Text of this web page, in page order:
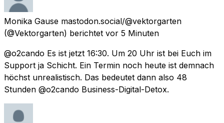
Monika Gause mastodon.social/@vektorgarten
(@Vektorgarten) berichtet vor 5 Minuten
@o2cando Es ist jetzt 16:30. Um 20 Uhr ist bei Euch im
Support ja Schicht. Ein Termin noch heute ist demnach
höchst unrealistisch. Das bedeutet dann also 48
Stunden @o2cando Business-Digital-Detox.